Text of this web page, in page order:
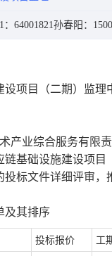
：64001821孙春阳：
项目（二期）监理
产业综合服务有限
基础设施建设项
标文件详细评审，
及其排序
投标报价 工